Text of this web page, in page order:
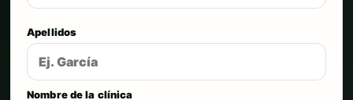
Apellidos
Nombre de la clínica